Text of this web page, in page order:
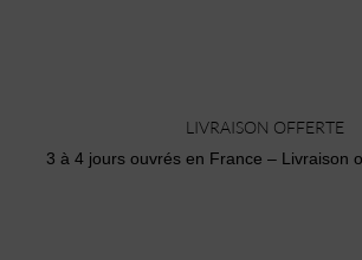
LIVRAISON OFFERTE
3 à 4 jours ouvrés en France – Livraison